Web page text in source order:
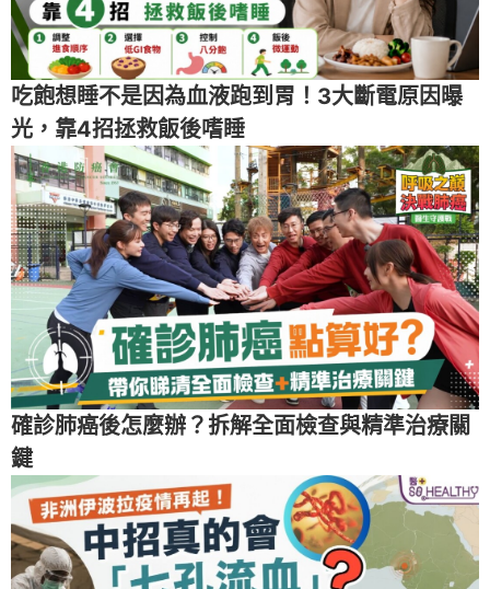
吃飽想睡不是因為血液跑到胃！3大斷電原因曝
光，靠4招拯救飯後嗜睡
確診肺癌後怎麼辦？拆解全面檢查與精準治療關
鍵